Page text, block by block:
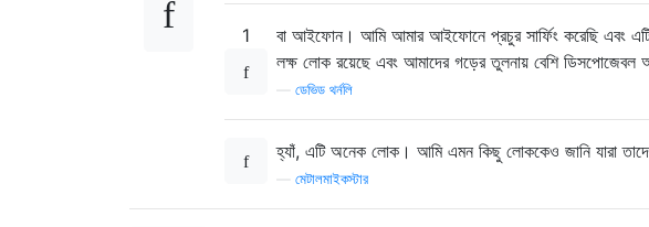
1
বা আইফোন। আমি আমার আইফোনে প্রচুর সার্ফিং করেছি এবং
লক্ষ লোক রয়েছে এবং আমাদের গড়ের তুলনায় বেশি ডিসপোজেবল
ডেভিড থর্নলি
হ্যাঁ, এটি অনেক লোক। আমি এমন কিছু লোককেও জানি যারা
মেটালমাইকস্টার